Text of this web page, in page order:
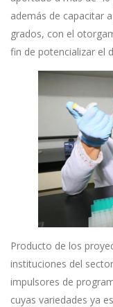
además de capacitar
grados, con el
fin de potencializar el
Producto de los
instituciones del
impulsores de
cuyas variedades ya